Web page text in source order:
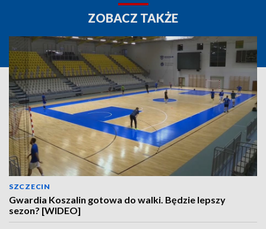
ZOBACZ TAKŻE
SZCZECIN
Gwardia Koszalin gotowa do walki. Będzie lepszy
sezon? [WIDEO]